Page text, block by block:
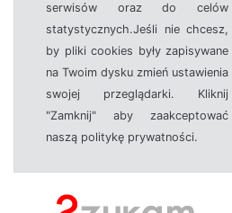
serwisów oraz do celów
statystycznych.Jeśli nie chcesz,
by pliki cookies były zapisywane
na Twoim dysku zmień ustawienia
swojej przeglądarki. Kliknij
"Zamknij" aby zaakceptować
naszą politykę prywatności.